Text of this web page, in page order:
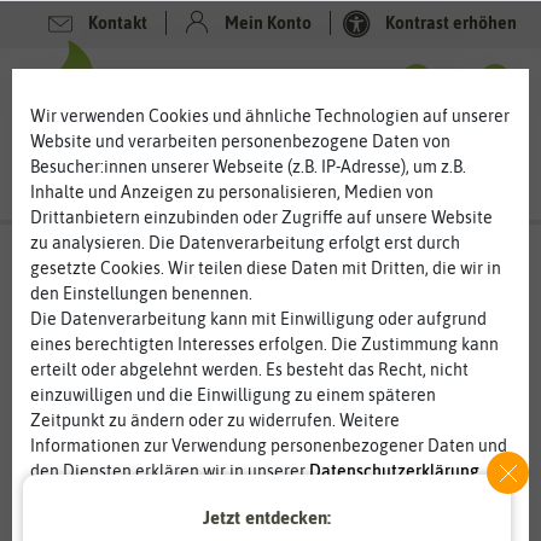
Kontakt Mein Konto Kontrast erhöhen
-80%
Wir verwenden Cookies und ähnliche Technologien auf unserer
Website und verarbeiten personenbezogene Daten von
Besucher:innen unserer Webseite (z.B. IP-Adresse), um z.B.
Inhalte und Anzeigen zu personalisieren, Medien von
Drittanbietern einzubinden oder Zugriffe auf unsere Website
zu analysieren. Die Datenverarbeitung erfolgt erst durch
gesetzte Cookies. Wir teilen diese Daten mit Dritten, die wir in
den Einstellungen benennen.
Die Datenverarbeitung kann mit Einwilligung oder aufgrund
eines berechtigten Interesses erfolgen. Die Zustimmung kann
erteilt oder abgelehnt werden. Es besteht das Recht, nicht
einzuwilligen und die Einwilligung zu einem späteren
Zeitpunkt zu ändern oder zu widerrufen. Weitere
Informationen zur Verwendung personenbezogener Daten und
den Diensten erklären wir in unsererDaten­schutz­erklärung.
Jetzt entdecken: